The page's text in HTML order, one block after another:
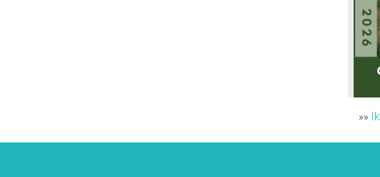
»»